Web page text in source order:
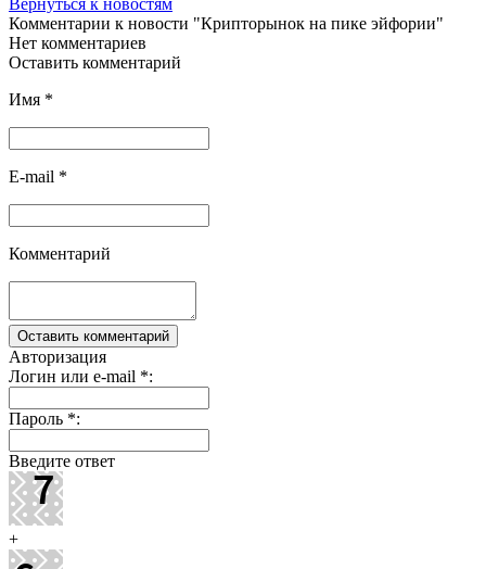
Комментарии к новости "Крипторынок на пике эйфории"
Нет комментариев
Оставить комментарий
Имя *
E-mail *
Комментарий
Авторизация
Логин или e-mail *:
Пароль *:
Введите ответ
+